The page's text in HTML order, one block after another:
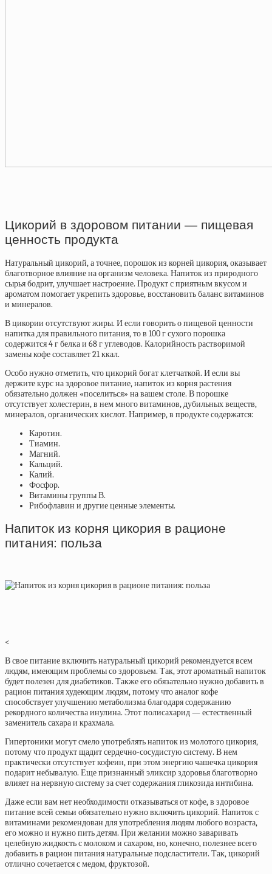
Цикорий в здоровом питании — пищевая
ценность продукта
Натуральный цикорий, а точнее, порошок из корней цикория, оказывает
благотворное влияние на организм человека. Напиток из природного
сырья бодрит, улучшает настроение. Продукт с приятным вкусом и
ароматом помогает укрепить здоровье, восстановить баланс витаминов
и минералов.
В цикории отсутствуют жиры. И если говорить о пищевой ценности
напитка для правильного питания, то в 100 г сухого порошка
содержится 4 г белка и 68 г углеводов. Калорийность растворимой
замены кофе составляет 21 ккал.
Особо нужно отметить, что цикорий богат клетчаткой. И если вы
держите курс на здоровое питание, напиток из корня растения
обязательно должен «поселиться» на вашем столе. В порошке
отсутствует холестерин, в нем много витаминов, дубильных веществ,
минералов, органических кислот. Например, в продукте содержатся:
Каротин.
Тиамин.
Магний.
Кальций.
Калий.
Фосфор.
Витамины группы В.
Рибофлавин и другие ценные элементы.
Напиток из корня цикория в рационе
питания: польза
<
В свое питание включить натуральный цикорий рекомендуется всем
людям, имеющим проблемы со здоровьем. Так, этот ароматный напиток
будет полезен для диабетиков. Также его обязательно нужно добавить в
рацион питания худеющим людям, потому что аналог кофе
способствует улучшению метаболизма благодаря содержанию
рекордного количества инулина. Этот полисахарид — естественный
заменитель сахара и крахмала.
Гипертоники могут смело употреблять напиток из молотого цикория,
потому что продукт щадит сердечно-сосудистую систему. В нем
практически отсутствует кофеин, при этом энергию чашечка цикория
подарит небывалую. Еще признанный эликсир здоровья благотворно
влияет на нервную систему за счет содержания гликозида интибина.
Даже если вам нет необходимости отказываться от кофе, в здоровое
питание всей семьи обязательно нужно включить цикорий. Напиток с
витаминами рекомендован для употребления людям любого возраста,
его можно и нужно пить детям. При желании можно заваривать
целебную жидкость с молоком и сахаром, но, конечно, полезнее всего
добавить в рацион питания натуральные подсластители. Так, цикорий
отлично сочетается с медом, фруктозой.